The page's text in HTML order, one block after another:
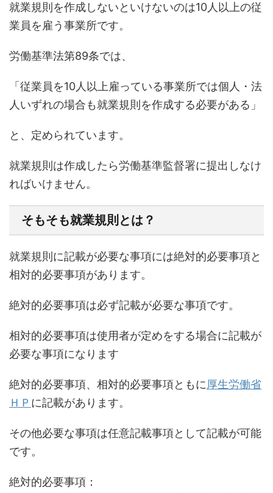
就業規則を作成しないといけないのは10人以上の従
業員を雇う事業所です。
労働基準法第89条では、
「従業員を10人以上雇っている事業所では個人・法
人いずれの場合も就業規則を作成する必要がある」
と、定められています。
就業規則は作成したら労働基準監督署に提出しなけ
ればいけません。
そもそも就業規則とは？
就業規則に記載が必要な事項には絶対的必要事項と
相対的必要事項があります。
絶対的必要事項は必ず記載が必要な事項です。
相対的必要事項は使用者が定めをする場合に記載が
必要な事項になります
絶対的必要事項、相対的必要事項ともに厚生労働省
ＨＰ に記載があります。
その他必要な事項は任意記載事項として記載が可能
です。
絶対的必要事項：